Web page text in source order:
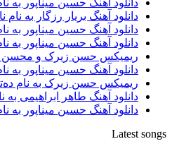
دانلود آهنگ حسین میناپور به
دانلود آهنگ بریار رزگار به نام
دانلود آهنگ حسین میناپور به
دانلود آهنگ حسین میناپور به
ریمیکس حسن زیرک و محسن
دانلود آهنگ حسین میناپور به
ریمیکس حسن زیرک به نام
دانلود آهنگ طاهر ابراهیمی به
دانلود آهنگ حسین میناپور به
Latest songs